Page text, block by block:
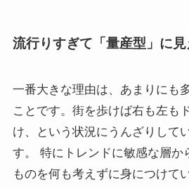
流行りすぎて「量産型」に見
一番大きな理由は、あまりにも
ことです。街を歩けば右も左も
け、という状況にうんざりして
す。 特にトレンドに敏感な層か
ものを何も考えずに身につけて